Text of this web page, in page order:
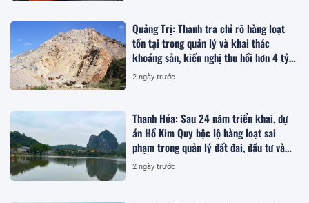
Quảng Trị: Thanh tra chỉ rõ hàng loạt
tồn tại trong quản lý và khai thác
khoáng sản, kiến nghị thu hồi hơn 4 tỷ
đồng
2 ngày trước
Thanh Hóa: Sau 24 năm triển khai, dự
án Hồ Kim Quy bộc lộ hàng loạt sai
phạm trong quản lý đất đai, đầu tư và
quy hoạch
2 ngày trước